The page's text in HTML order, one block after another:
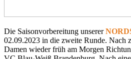
Die Saisonvorbereitung unserer
02.09.2023 in die zweite Runde. Nach
Damen wieder früh am Morgen